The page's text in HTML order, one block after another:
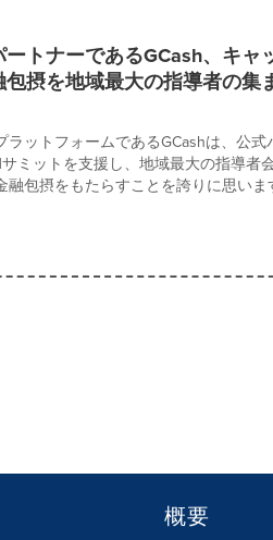
トナーであるGCash、キャ
摂を地域最大の指導者の集
ットフォームであるGCashは、公式
ミットを支援し、地域最大の指導者
包摂をもたらすことを誇りに思いま
概要